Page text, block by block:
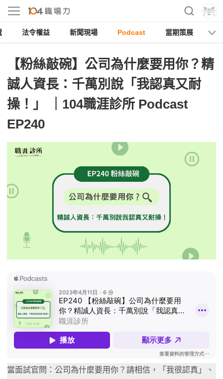
法令權益 新聞現場 Podcast 當期策展
【粉絲敲碗】公司為什麼要用你？精
誠人資長：千萬別說「我認真又耐
操！」 ｜104職涯診所 Podcast
EP240
當面試官問：公司為什麼要用你？請相信，「我很認真」、